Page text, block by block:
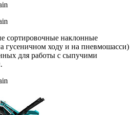
сортировочные наклонные
гусеничном ходу и на пневмошасси)
для работы с сыпучими